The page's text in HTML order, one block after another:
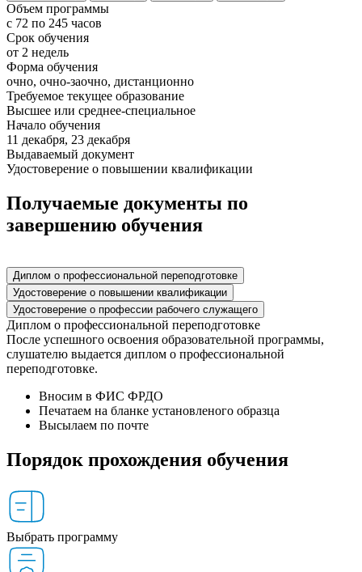
Объем программы
с 72 по 245 часов
Срок обучения
от 2 недель
Форма обучения
очно, очно-заочно, дистанционно
Требуемое текущее образование
Высшее или среднее-специальное
Начало обучения
11 декабря, 23 декабря
Выдаваемый документ
Удостоверение о повышении квалификации
Получаемые документы по
завершению обучения
Диплом о профессиональной переподготовке
Удостоверение о повышении квалификации
Удостоверение о профессии рабочего служащего
Диплом о профессиональной переподготовке
После успешного освоения образовательной программы,
слушателю выдается диплом о профессиональной
переподготовке.
Вносим в ФИС ФРДО
Печатаем на бланке установленого образца
Высылаем по почте
Порядок прохождения обучения
Выбрать программу